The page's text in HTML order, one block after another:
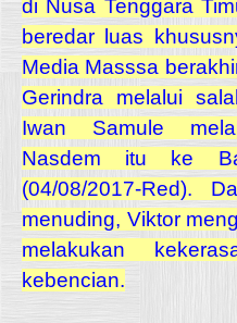
di Nusa Tenggara
beredar luas
Media Masssa
Gerindra melalui
Iwan Samule
Nasdem itu ke
(04/08/2017-Red).
menuding, Viktor
melakukan
kebencian.